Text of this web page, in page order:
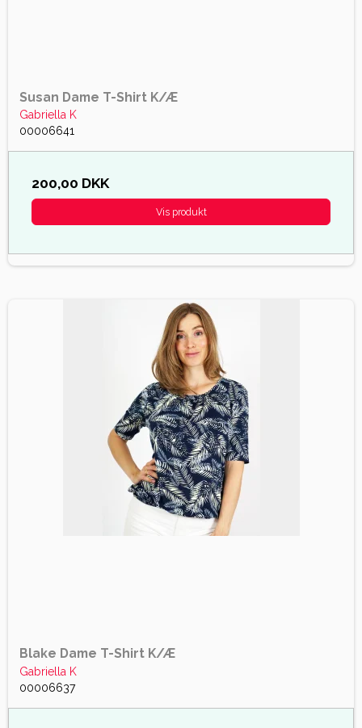
Susan Dame T-Shirt K/Æ
Gabriella K
00006641
200,00 DKK
Vis produkt
Blake Dame T-Shirt K/Æ
Gabriella K
00006637